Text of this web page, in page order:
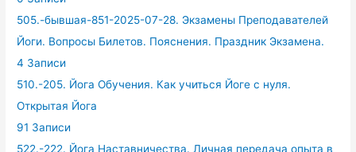
505.-бывшая-851-2025-07-28. Экзамены Преподавателей
Йоги. Вопросы Билетов. Пояснения. Праздник Экзамена.
4 Записи
510.-205. Йога Обучения. Как учиться Йоге с нуля.
Открытая Йога
91 Записи
522.-222. Йога Наставничества. Личная передача опыта в